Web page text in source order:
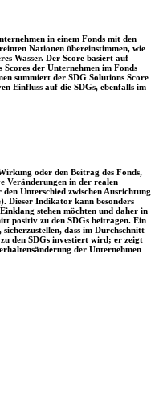
in einem Fonds mit den
Nationen übereinstimmen, wie
Wasser. Der Score basiert auf
der Unternehmen im Fonds
summiert der SDG Solutions Score
Einfluss auf die SDGs, ebenfalls im
oder den Beitrag des Fonds,
Veränderungen in der realen
Unterschied zwischen Ausrichtung
Dieser Indikator kann besonders
stehen möchten und daher in
positiv zu den SDGs beitragen. Ein
dass im Durchschnitt
den SDGs investiert wird; er zeigt
der Unternehmen